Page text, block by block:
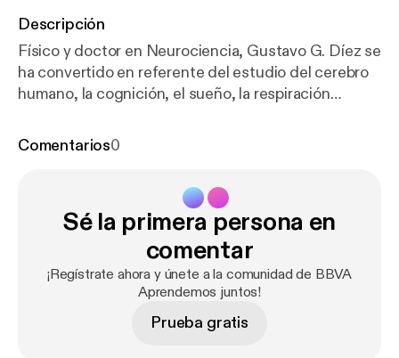
Descripción
Físico y doctor en Neurociencia, Gustavo G. Díez se
ha convertido en referente del estudio del cerebro
humano, la cognición, el sueño, la respiración
Con una sólida base científica y una visión aplicada a
Aprendemos Juntos destaca por su enfoque
analítico, la integración de neurociencia y
comunicación científica, y su capacidad para
trasladar el conocimiento a contextos de impacto
en educación, ciencia y sociedad.
Comentarios0
Sé la primera persona en
comentar
¡Regístrate ahora y únete a la comunidad de BBVA
Aprendemos juntos!
Prueba gratis